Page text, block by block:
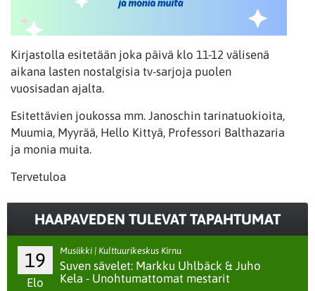
Kirjastolla esitetään joka päivä klo 11-12 välisenä
aikana lasten nostalgisia tv-sarjoja puolen
vuosisadan ajalta.
Esitettävien joukossa mm. Janoschin tarinatuokioita,
Muumia, Myyrää, Hello Kittyä, Professori Balthazaria
ja monia muita.
Tervetuloa
HAAPAVEDEN TULEVAT TAPAHTUMAT
19
Elo
Musiikki | Kulttuurikeskus Kirnu
Suven sävelet: Markku Uhlbäck & Juho
Kela - Unohtumattomat mestarit